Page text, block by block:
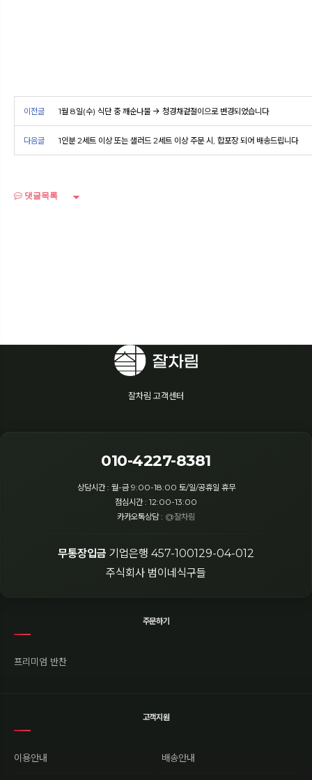
이전글 1월 8일(수) 식단 중 깨순나물 → 청경채겉절이으로 변경되었습니다
다음글 1인분 2세트 이상 또는 샐러드 2세트 이상 주문 시, 합포장 되어 배송드립니다
댓글목록
잘차림 고객센터
010-4227-8381
상담시간 : 월-금 9:00-18:00 토/일/공휴일 휴무
점심시간 : 12:00-13:00
카카오톡상담 : @잘차림
무통장입금 기업은행 457-100129-04-012
주식회사 범이네식구들
주문하기
프리미엄 반찬
고객지원
이용안내 배송안내